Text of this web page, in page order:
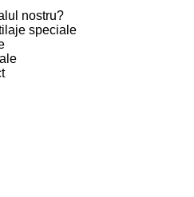
nostru?
speciale